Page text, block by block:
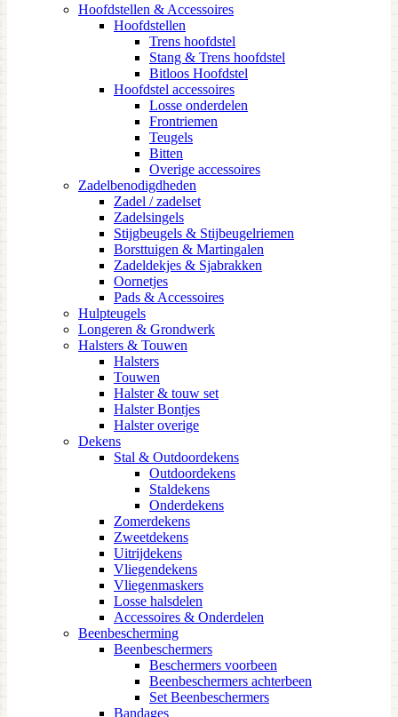
Hoofdstellen & Accessoires
Hoofdstellen
Trens hoofdstel
Stang & Trens hoofdstel
Bitloos Hoofdstel
Hoofdstel accessoires
Losse onderdelen
Frontriemen
Teugels
Bitten
Overige accessoires
Zadelbenodigdheden
Zadel / zadelset
Zadelsingels
Stijgbeugels & Stijbeugelriemen
Borsttuigen & Martingalen
Zadeldekjes & Sjabrakken
Oornetjes
Pads & Accessoires
Hulpteugels
Longeren & Grondwerk
Halsters & Touwen
Halsters
Touwen
Halster & touw set
Halster Bontjes
Halster overige
Dekens
Stal & Outdoordekens
Outdoordekens
Staldekens
Onderdekens
Zomerdekens
Zweetdekens
Uitrijdekens
Vliegendekens
Vliegenmaskers
Losse halsdelen
Accessoires & Onderdelen
Beenbescherming
Beenbeschermers
Beschermers voorbeen
Beenbeschermers achterbeen
Set Beenbeschermers
Bandages